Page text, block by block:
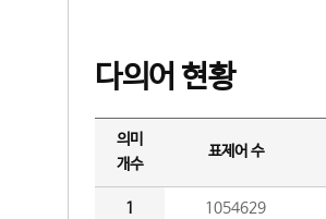
다의어 현황
의미
개수
표제어 수
1 1054629